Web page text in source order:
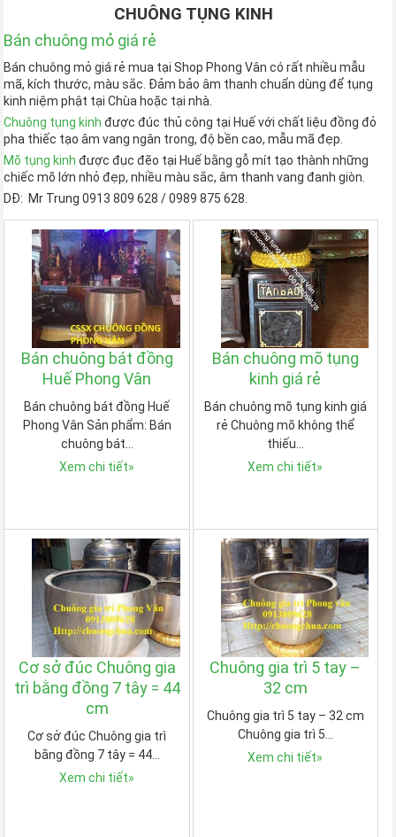
CHUÔNG TỤNG KINH
Bán chuông mỏ giá rẻ
Bán chuông mỏ giá rẻ mua tại Shop Phong Vân có rất nhiều mẫu
mã, kích thước, màu sắc. Đảm bảo âm thanh chuẩn dùng để tụng
kinh niệm phật tại Chùa hoặc tại nhà.
Chuông tụng kinh được đúc thủ công tại Huế với chất liệu đồng đỏ
pha thiếc tạo âm vang ngân trong, độ bền cao, mẫu mã đẹp.
Mõ tụng kinh được đục đẽo tại Huế bằng gỗ mít tạo thành những
chiếc mõ lớn nhỏ đẹp, nhiều màu sắc, âm thanh vang đanh giòn.
DĐ: Mr Trung 0913 809 628 / 0989 875 628.
Bán chuông bát đồng
Huế Phong Vân
Bán chuông bát đồng Huế
Phong Vân Sản phẩm: Bán
chuông bát…
Xem chi tiết»
Bán chuông mõ tụng
kinh giá rẻ
Bán chuông mõ tụng kinh giá
rẻ Chuông mõ không thể
thiếu…
Xem chi tiết»
Cơ sở đúc Chuông gia
trì bằng đồng 7 tây = 44
cm
Cơ sở đúc Chuông gia trì
bằng đồng 7 tây = 44…
Xem chi tiết»
Chuông gia trì 5 tay –
32 cm
Chuông gia trì 5 tay – 32 cm
Chuông gia trì 5…
Xem chi tiết»